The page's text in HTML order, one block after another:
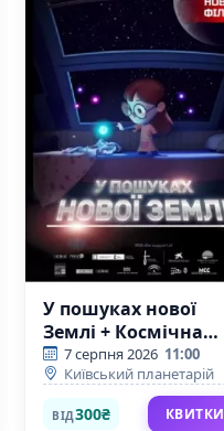
У пошуках нової
Землі + Космічна
вікторина
(Київський
планетарій)
7 серпня 2026 11:00
Київський планетарій
ВІД300₴ КВИТКИ